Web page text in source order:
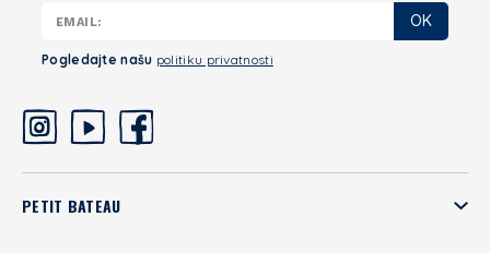
OK
Pogledajte našu politiku privatnosti
PETIT BATEAU